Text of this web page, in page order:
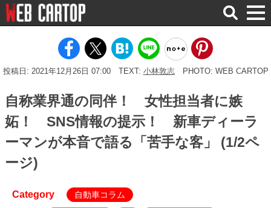
検
索
投稿日: 2021年12月26日 07:00 TEXT: 小林敦志 PHOTO: WEB CARTOP
自称業界通の同伴！ 女性担当者に嫉
妬！ SNS情報の提示！ 新車ディーラ
ーマンが本音で語る「苦手な客」 (1/2ペ
ージ)
Category 自動車コラム